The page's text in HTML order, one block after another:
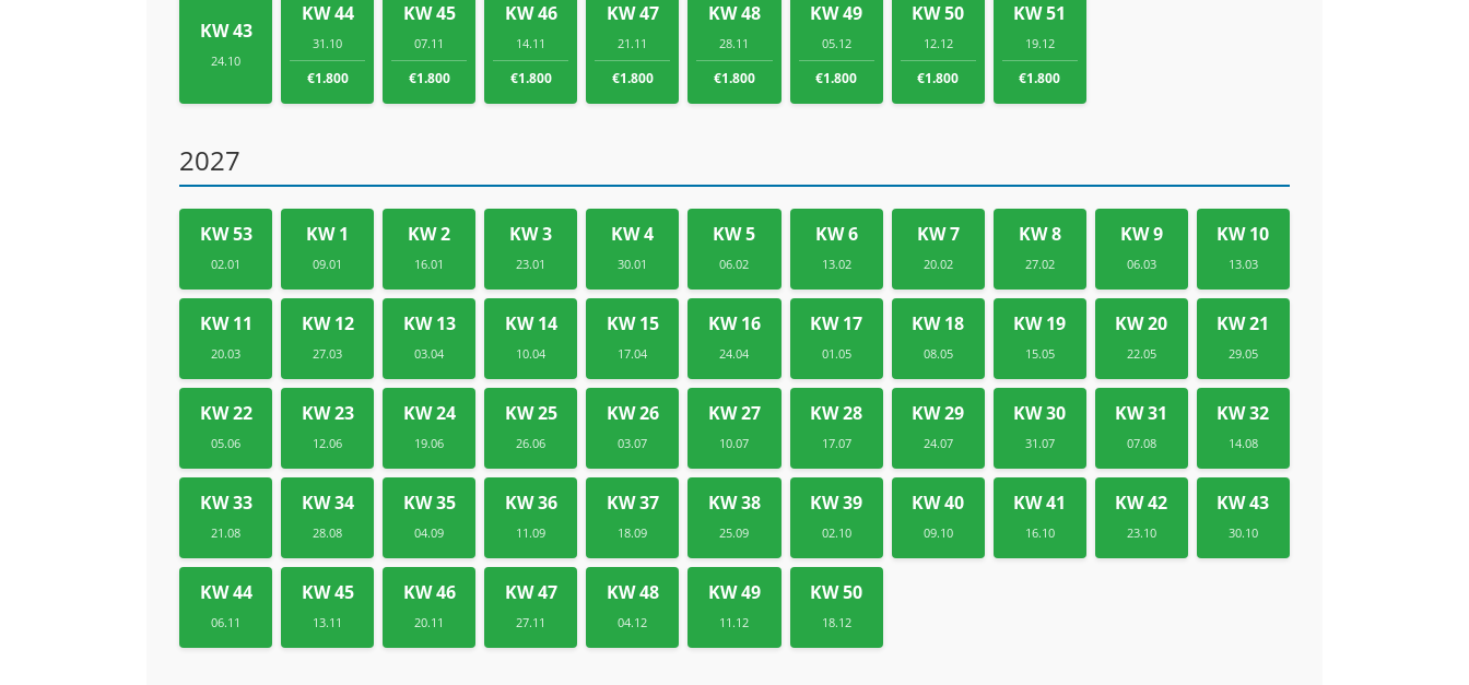
KW 43
24.10
KW 44
31.10
€1.800
KW 45
07.11
€1.800
KW 46
14.11
€1.800
KW 47
21.11
€1.800
KW 48
28.11
€1.800
KW 49
05.12
€1.800
KW 50
12.12
€1.800
KW 51
19.12
€1.800
2027
KW 53
02.01
KW 1
09.01
KW 2
16.01
KW 3
23.01
KW 4
30.01
KW 5
06.02
KW 6
13.02
KW 7
20.02
KW 8
27.02
KW 9
06.03
KW 10
13.03
KW 11
20.03
KW 12
27.03
KW 13
03.04
KW 14
10.04
KW 15
17.04
KW 16
24.04
KW 17
01.05
KW 18
08.05
KW 19
15.05
KW 20
22.05
KW 21
29.05
KW 22
05.06
KW 23
12.06
KW 24
19.06
KW 25
26.06
KW 26
03.07
KW 27
10.07
KW 28
17.07
KW 29
24.07
KW 30
31.07
KW 31
07.08
KW 32
14.08
KW 33
21.08
KW 34
28.08
KW 35
04.09
KW 36
11.09
KW 37
18.09
KW 38
25.09
KW 39
02.10
KW 40
09.10
KW 41
16.10
KW 42
23.10
KW 43
30.10
KW 44
06.11
KW 45
13.11
KW 46
20.11
KW 47
27.11
KW 48
04.12
KW 49
11.12
KW 50
18.12